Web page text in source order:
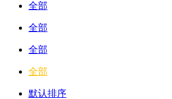
全部
全部
全部
全部
默认排序